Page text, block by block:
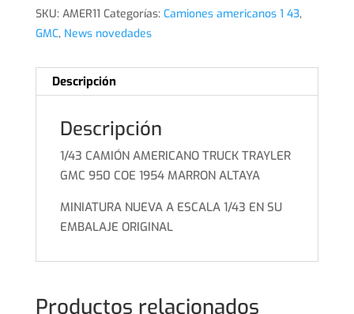
SKU: AMER11 Categorías: Camiones americanos 1 43,
GMC, News novedades
Descripción
Descripción
1/43 CAMIÓN AMERICANO TRUCK TRAYLER
GMC 950 COE 1954 MARRON ALTAYA
MINIATURA NUEVA A ESCALA 1/43 EN SU
EMBALAJE ORIGINAL
Productos relacionados